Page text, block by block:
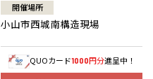
開催場所
小山市西城南構造現場
QUOカード1000円分進呈中！